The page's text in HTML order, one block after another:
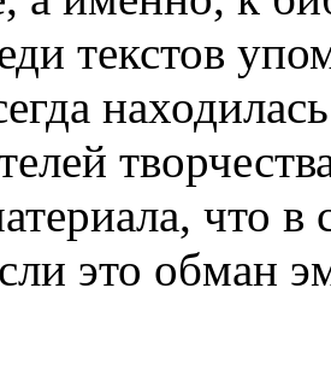
текстов
что в
это обман